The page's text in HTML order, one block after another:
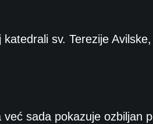
sv. Terezije
sada pokazuje ozbiljan